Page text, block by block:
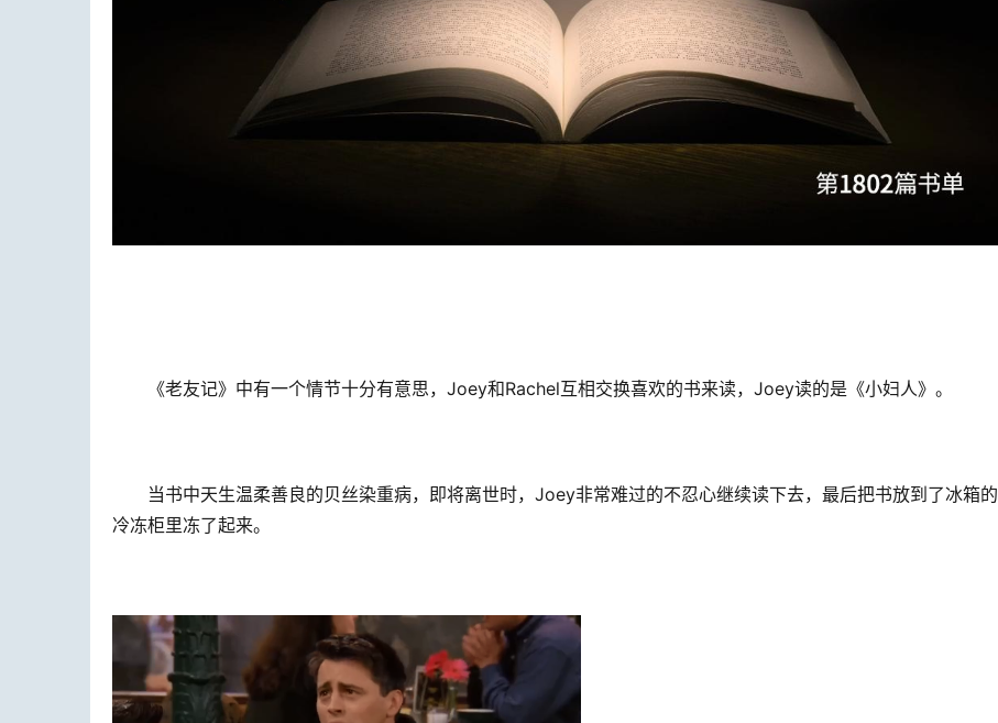
《老友记》中有一个情节十分有意思，Joey和Rachel互相交换喜欢的书来读，Joey读的是《小妇人》。
当书中天生温柔善良的贝丝染重病，即将离世时，Joey非常难过的不忍心继续读下去，最后把书放到了冰箱的
冷冻柜里冻了起来。